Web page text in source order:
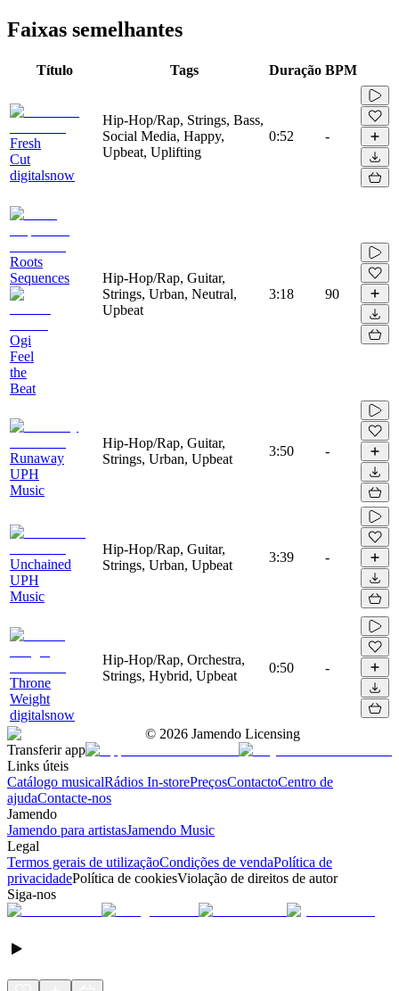
Faixas semelhantes
Título Tags Duração BPM
Fresh
Cut
digitalsnow
Hip-Hop/Rap, Strings, Bass,
Social Media, Happy,
Upbeat, Uplifting
0:52 -
Roots
Sequences
Ogi
Feel
the
Beat
Hip-Hop/Rap, Guitar,
Strings, Urban, Neutral,
Upbeat
3:18 90
Runaway
UPH
Music
Hip-Hop/Rap, Guitar,
Strings, Urban, Upbeat
3:50 -
Unchained
UPH
Music
Hip-Hop/Rap, Guitar,
Strings, Urban, Upbeat
3:39 -
Throne
Weight
digitalsnow
Hip-Hop/Rap, Orchestra,
Strings, Hybrid, Upbeat
0:50 -
© 2026 Jamendo Licensing
Transferir app
Links úteis
Catálogo musicalRádios In-storePreçosContactoCentro de
ajudaContacte-nos
Jamendo
Jamendo para artistasJamendo Music
Legal
Termos gerais de utilizaçãoCondições de vendaPolítica de
privacidadePolítica de cookiesViolação de direitos de autor
Siga-nos